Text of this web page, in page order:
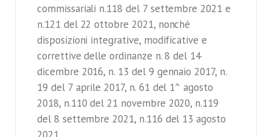
commissariali n.118 del 7 settembre 2021 e
n.121 del 22 ottobre 2021, nonché
disposizioni integrative, modificative e
correttive delle ordinanze n. 8 del 14
dicembre 2016, n. 13 del 9 gennaio 2017, n.
19 del 7 aprile 2017, n. 61 del 1^ agosto
2018, n.110 del 21 novembre 2020, n.119
del 8 settembre 2021, n.116 del 13 agosto